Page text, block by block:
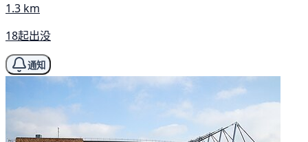
1.3 km
18起出没
通知